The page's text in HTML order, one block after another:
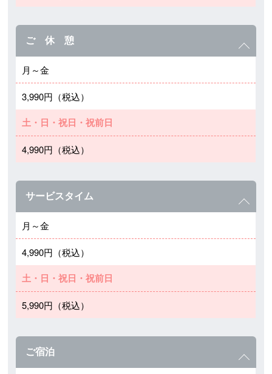
ご 休 憩
月～金
3,990円（税込）
土・日・祝日・祝前日
4,990円（税込）
サービスタイム
月～金
4,990円（税込）
土・日・祝日・祝前日
5,990円（税込）
ご宿泊